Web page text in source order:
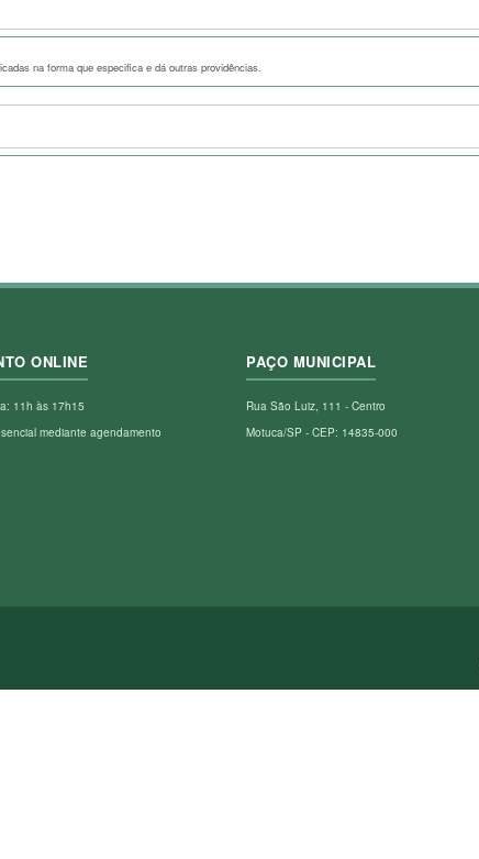
na forma que especifica e dá outras providências.
ONLINE
11h às 17h15
mediante agendamento
PAÇO MUNICIPAL
Rua São Luiz, 111 - Centro
Motuca/SP - CEP: 14835-000